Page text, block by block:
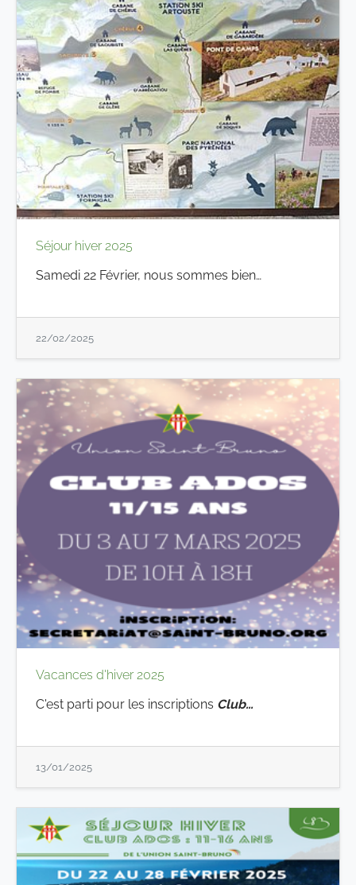
Séjour hiver 2025
Samedi 22 Février, nous sommes bien…
22/02/2025
Vacances d'hiver 2025
C'est parti pour les inscriptions Club…
13/01/2025